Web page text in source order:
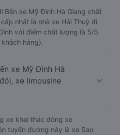
Bến xe Mỹ Đình Hà Giang chất
nhất là nhà xe Hải Thuỷ đi
với điểm chất lượng là 5/5
hàng).
xe Mỹ Đình Hà
xe limousine
xe khai thác dòng xe
tuyến đường này là xe Sao